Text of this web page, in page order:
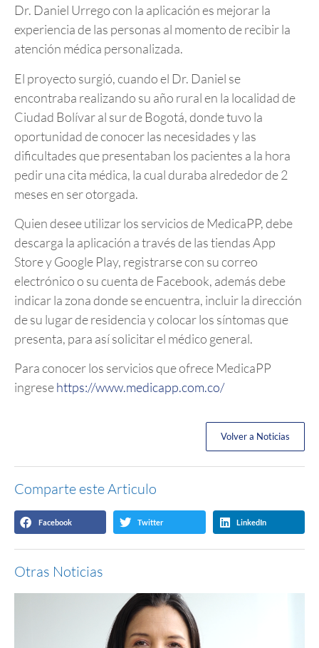
Dr. Daniel Urrego con la aplicación es mejorar la
experiencia de las personas al momento de recibir la
atención médica personalizada.
El proyecto surgió, cuando el Dr. Daniel se
encontraba realizando su año rural en la localidad de
Ciudad Bolívar al sur de Bogotá, donde tuvo la
oportunidad de conocer las necesidades y las
dificultades que presentaban los pacientes a la hora
pedir una cita médica, la cual duraba alrededor de 2
meses en ser otorgada.
Quien desee utilizar los servicios de MedicaPP, debe
descarga la aplicación a través de las tiendas App
Store y Google Play, registrarse con su correo
electrónico o su cuenta de Facebook, además debe
indicar la zona donde se encuentra, incluir la dirección
de su lugar de residencia y colocar los síntomas que
presenta, para así solicitar el médico general.
Para conocer los servicios que ofrece MedicaPP
ingresehttps://www.medicapp.com.co/
Volver a Noticias
Comparte este Articulo
Facebook Twitter LinkedIn
Otras Noticias